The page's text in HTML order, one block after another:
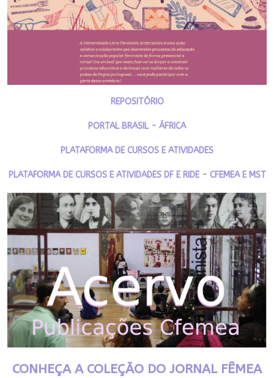
REPOSITÓRIO
PORTAL BRASIL - ÁFRICA
PLATAFORMA DE CURSOS E ATIVIDADES
PLATAFORMA DE CURSOS E ATIVIDADES DF E RIDE - CFEMEA E MST
CONHEÇA A COLEÇÃO DO JORNAL FÊMEA